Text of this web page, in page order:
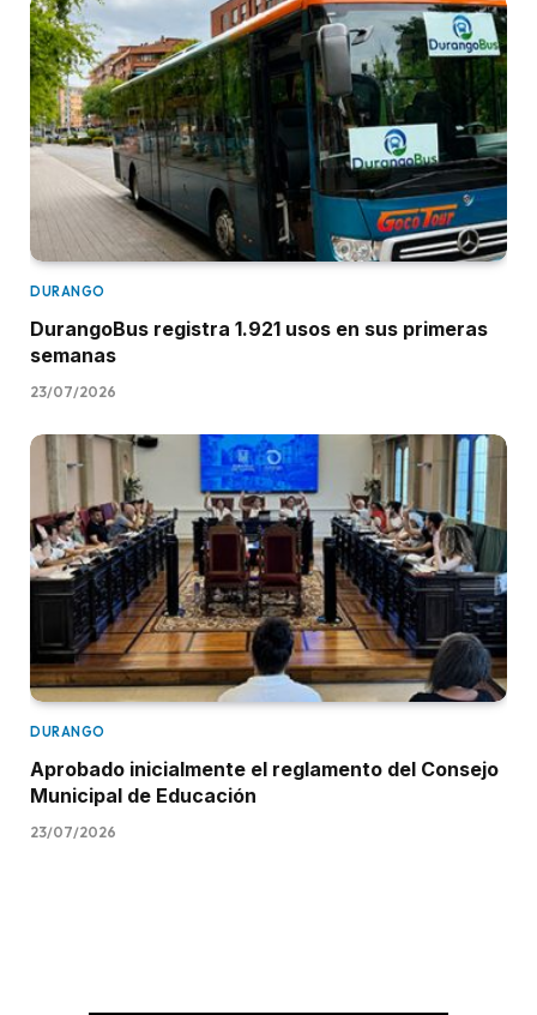
DURANGO
DurangoBus registra 1.921 usos en sus primeras
semanas
23/07/2026
DURANGO
Aprobado inicialmente el reglamento del Consejo
Municipal de Educación
23/07/2026